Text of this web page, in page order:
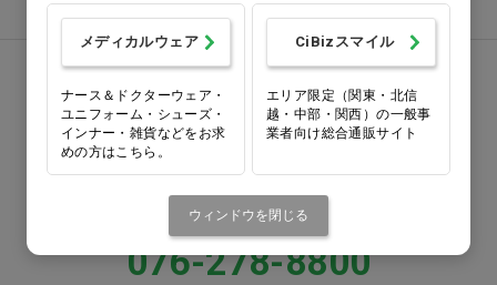
お電話でお問い合わせ
0570-058000
または
076-278-8800
メディカルウェア
ナース＆ドクターウェア・
ユニフォーム・シューズ・
インナー・雑貨などをお求
めの方はこちら。
CiBizスマイル
エリア限定（関東・北信
越・中部・関西）の一般事
業者向け総合通販サイト
ウィンドウを閉じる